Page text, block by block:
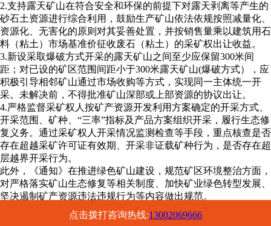
2.支持露天矿山在符合安全和环保的前提下对露天剥离等产生的
砂石土资源进行综合利用，鼓励生产矿山依法依规按照减量化、
资源化、无害化的原则对其妥善处置，并按销售量乘以建筑用石
料（粘土）市场基准价征收废石（粘土）的采矿权出让收益。
3.新设采取爆破方式开采的露天矿山之间至少应保留300米间
距；对已设的矿区范围间距小于300米露天矿山(爆破方式），应
积极引导相邻矿山通过市场收购等方式，实现同一主体统一开
采。未解决前，不得批准矿山深部或上部资源的协议出让。
4.严格监督采矿权人按矿产资源开发利用方案确定的开采方式、
开采范围、矿种、“三率”指标及产品方案组织开采，履行生态修
复义务。通过采矿权人开采情况监测检查等手段，重点核查是否
存在超越采矿许可证有效期、开采非证载矿种行为，是否存在超
层越界开采行为。
此外，《通知》在推进绿色矿山建设，规范矿区环境整治方面，
对严格落实矿山生态修复等相关制度、加快矿业绿色转型发展、
坚决遏制矿产资源违法违规行为等内容做出规范。
未来三年 四川将对638个历史遗留矿山进行生态修复
储量超2亿吨！安徽国企再入一年产800万吨砂石矿
点击拨打咨询热线:13002069666